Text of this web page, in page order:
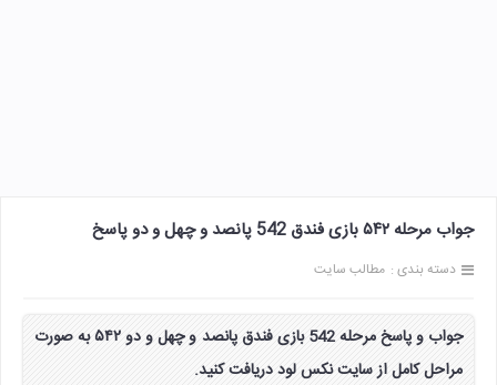
جواب مرحله ۵۴۲ بازی فندق 542 پانصد و چهل و دو پاسخ
دسته بندی : مطالب سایت
جواب و پاسخ مرحله 542 بازی فندق پانصد و چهل و دو ۵۴۲ به صورت
مراحل کامل از سایت نکس لود دریافت کنید.